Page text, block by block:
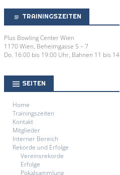
TRAININGSZEITEN
Plus Bowling Center Wien
1170 Wien, Beheimgasse 5 – 7
Do. 16:00 bis 19:00 Uhr, Bahnen 11 bis 14
SEITEN
Home
Trainingszeiten
Kontakt
Mitglieder
Interner Bereich
Rekorde und Erfolge
Vereinsrekorde
Erfolge
Pokalsammlung